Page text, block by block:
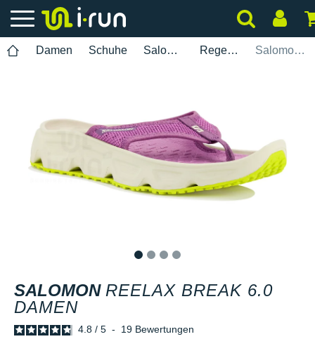
Damen Schuhe Salomon Regeneration Salomon Reelax Break 6.0 Damen
SALOMON REELAX BREAK 6.0
DAMEN
4.8 / 5 - 19 Bewertungen